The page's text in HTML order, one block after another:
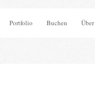
Portfolio Buchen